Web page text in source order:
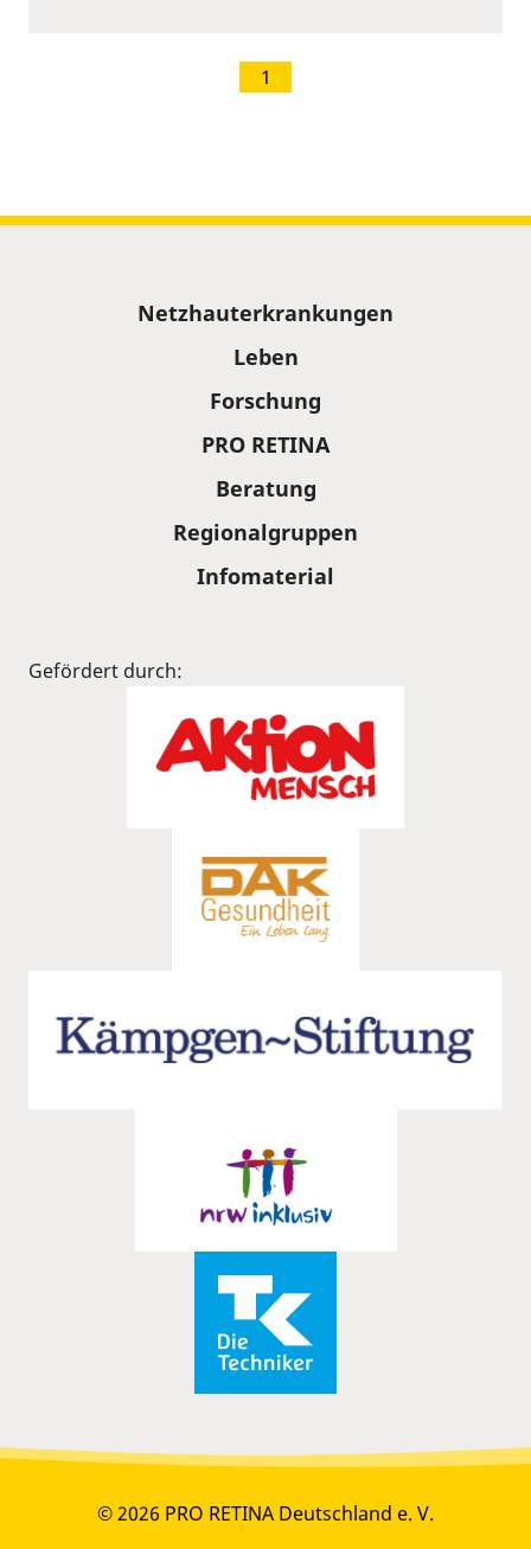
1
Netzhauterkrankungen
Leben
Forschung
PRO RETINA
Beratung
Regionalgruppen
Infomaterial
Gefördert durch:
© 2026 PRO RETINA Deutschland e. V.